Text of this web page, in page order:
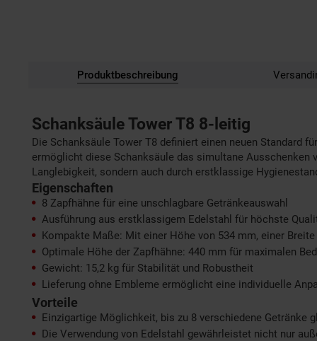
Produktbeschreibung
Schanksäule Tower T8 8-leitig
Die Schanksäule Tower T8 definiert einen neuen Standard
ermöglicht diese Schanksäule das simultane Ausschenken
Langlebigkeit, sondern auch durch erstklassige
Eigenschaften
8 Zapfhähne für eine unschlagbare Getränkeauswahl
Ausführung aus erstklassigem Edelstahl für höchste
Kompakte Maße: Mit einer Höhe von 534 mm, einer
Optimale Höhe der Zapfhähne: 440 mm für maximalen
Gewicht: 15,2 kg für Stabilität und Robustheit
Lieferung ohne Embleme ermöglicht eine individuelle
Vorteile
Einzigartige Möglichkeit, bis zu 8 verschiedene
Die Verwendung von Edelstahl gewährleistet nicht nur